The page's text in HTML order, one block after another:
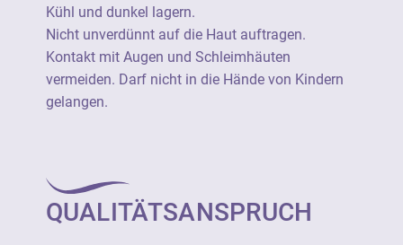
naturrein (=unverfälscht) und stammen aus
einer botanisch definierten Stammpflanze.
Sie verfügen durchgängig über eine
besonders hohe Produktqualität und sind
soweit wie möglich aus kontrolliert
naturreine Rohstoffe geeignet für die
vielseitige Verwendung als Raumduft, für
Kühl und dunkel lagern.
Nicht unverdünnt auf die Haut auftragen.
Kontakt mit Augen und Schleimhäuten
vermeiden. Darf nicht in die Hände von Kindern
gelangen.
QUALITÄTSANSPRUCH